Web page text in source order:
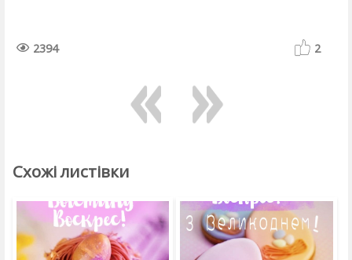
2394 2
Схожі листівки